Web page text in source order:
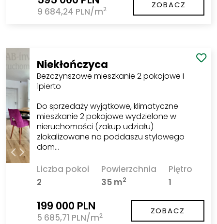
9 684,24 PLN/m2 ZOBACZ
Niekłończyca
Bezczynszowe mieszkanie 2 pokojowe I
1pierto
Do sprzedaży wyjątkowe, klimatyczne
mieszkanie 2 pokojowe wydzielone w
nieruchomości (zakup udziału)
zlokalizowane na poddaszu stylowego
dom…
Liczba pokoi
2
Powierzchnia
35 m2
Piętro
1
199 000 PLN
5 685,71 PLN/m2 ZOBACZ